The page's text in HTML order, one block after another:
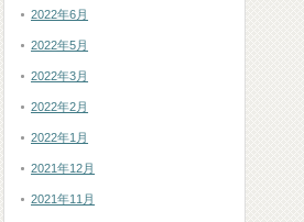
2022年6月
2022年5月
2022年3月
2022年2月
2022年1月
2021年12月
2021年11月